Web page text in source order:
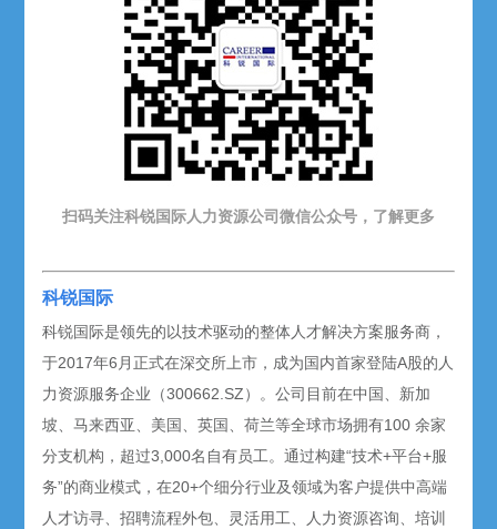
扫码关注科锐国际人力资源公司微信公众号，了解更多
科锐国际
科锐国际是领先的以技术驱动的整体人才解决方案服务商，
于2017年6月正式在深交所上市，成为国内首家登陆A股的人
力资源服务企业（300662.SZ）。公司目前在中国、新加
坡、马来西亚、美国、英国、荷兰等全球市场拥有100 余家
分支机构，超过3,000名自有员工。通过构建“技术+平台+服
务”的商业模式，在20+个细分行业及领域为客户提供中高端
人才访寻、招聘流程外包、灵活用工、人力资源咨询、培训